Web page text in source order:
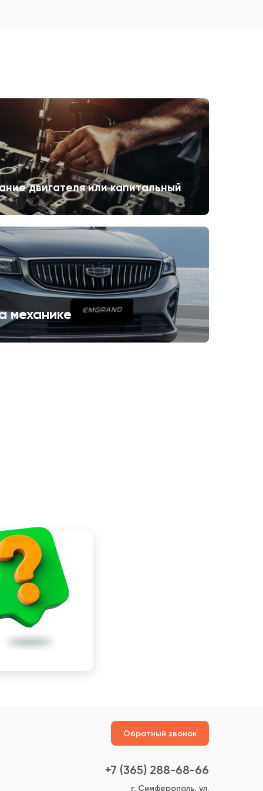
двигателя или капитальный
механике
Обратный звонок
+7 (365) 288-68-66
г. Симферополь, ул.